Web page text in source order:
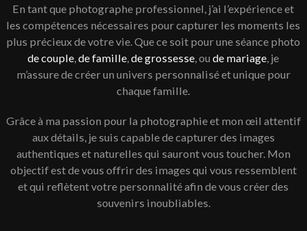
En tant que photographe professionnel, j’ai l’expérience et
les compétences nécessaires pour capturer les moments les
plus précieux de votre vie. Que ce soit pour une séance photo
de couple,de famille,de grossesse, oude mariage, je
m’assure de créer un univers personnalisé et unique pour
chaque famille.
Grâce à ma passion pour la photographie et mon œil attentif
aux détails, je suis capable de capturer des images
authentiques et naturelles qui sauront vous toucher. Mon
objectif est de vous offrir des images qui vous ressemblent
et qui reflètent votre personnalité afin de vous créer des
souvenirs inoubliables.